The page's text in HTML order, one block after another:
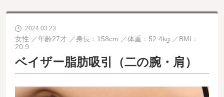
2024.03.23
女性 年齢27才 身長：158cm 体重：52.4kg
BMI：
20.9
ベイザー脂肪吸引（二の腕・肩）